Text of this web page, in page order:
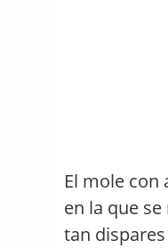
El mole con
en la que
tan